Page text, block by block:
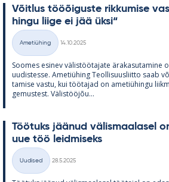
Võit­lus tööõi­guste rik­ku­mise
hingu liige ei jää üksi“
Kategooriad
Ametiühing
14.10.2025
Soo­mes esi­nev vä­lis­töö­ta­jate ära­ka­su­ta­mine
uu­dis­tesse. Ame­tiü­hing Teol­li­suus­liitto saab
ta­mise vastu, kui töö­ta­jad on ame­tiü­hingu
ge­mus­test. Vä­lis­tööjõu...
Töö­tuks jää­nud vä­lis­maa­la­sel
uue töö leid­mi­seks
Kategooriad
Uudised
28.5.2025